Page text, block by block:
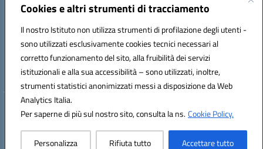
Cookies e altri strumenti di tracciamento
Il nostro Istituto non utilizza strumenti di profilazione degli utenti -
sono utilizzati esclusivamente cookies tecnici necessari al
corretto funzionamento del sito, alla fruibilità dei servizi
istituzionali e alla sua accessibilità – sono utilizzati, inoltre,
strumenti statistici anonimizzati messi a disposizione da Web
Analytics Italia.
Per saperne di più sul nostro sito, consulta la ns.Cookie Policy.
Personalizza Rifiuta tutto Accettare tutto
Indirizzo:Via Carducci Settimo San Pietro (CA)
Posta elettronica certificata (PEC):CAIC84700T@pec.istruzione.it
Codice fiscale: 92105840927
Codice meccanografico: CAIC84700T
Hosting & Powered by 3D Solution S.r.l.
Concept & Design by Designers Italia